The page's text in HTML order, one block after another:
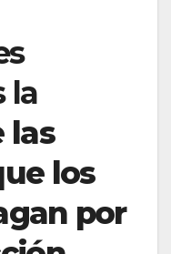
la
las
los
por